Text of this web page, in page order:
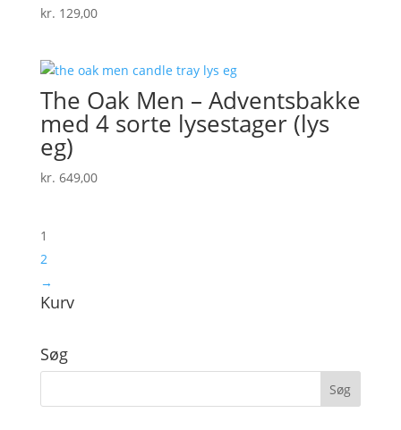
kr. 129,00
The Oak Men – Adventsbakke
med 4 sorte lysestager (lys
eg)
kr. 649,00
1
2
→
Kurv
Søg